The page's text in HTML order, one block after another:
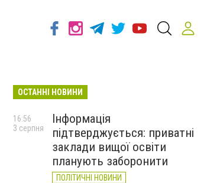
ОСТАННІ НОВИНИ
Інформація
підтверджується: приватні
заклади вищої освіти
планують заборонити
ПОЛІТИЧНІ НОВИНИ
16:56
3 серпня